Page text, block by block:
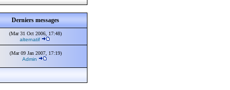
Derniers messages
(Mar 31 Oct 2006, 17:48)
alternatif
(Mar 09 Jan 2007, 17:19)
Admin